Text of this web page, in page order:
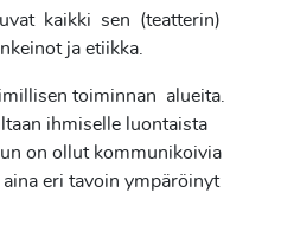
kaikki sen (teatterin)
ja etiikka.
toiminnan alueita.
ihmiselle luontaista
on ollut kommunikoivia
eri tavoin ympäröinyt